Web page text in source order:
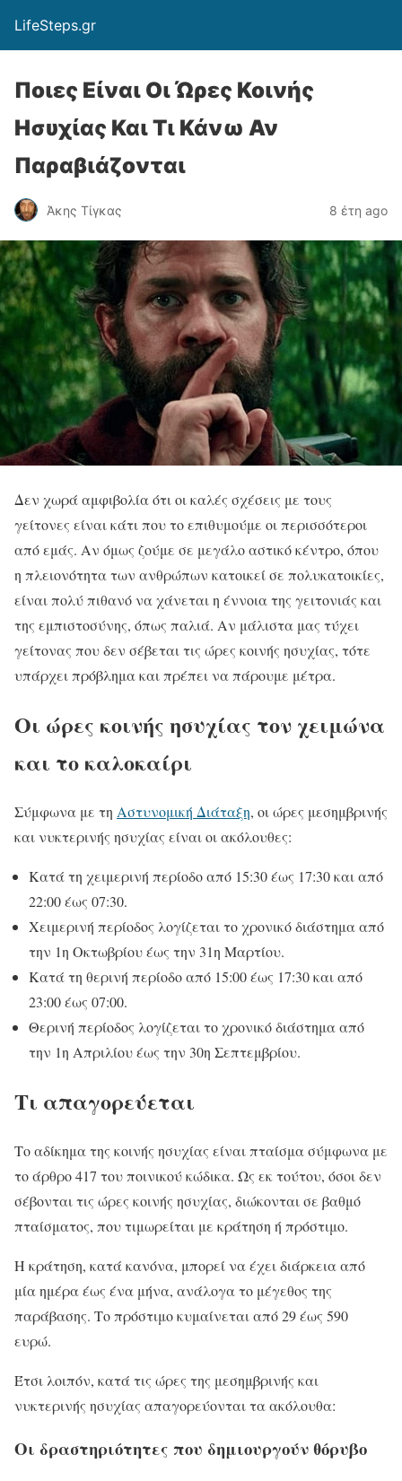
LifeSteps.gr
Ποιες Είναι Οι Ώρες Κοινής
Ησυχίας Και Τι Κάνω Αν
Παραβιάζονται
Άκης Τίγκας 8 έτη ago
Δεν χωρά αμφιβολία ότι οι καλές σχέσεις με τους
γείτονες είναι κάτι που το επιθυμούμε οι περισσότεροι
από εμάς. Aν όμως ζούμε σε μεγάλο αστικό κέντρο, όπου
η πλειονότητα των ανθρώπων κατοικεί σε πολυκατοικίες,
είναι πολύ πιθανό να χάνεται η έννοια της γειτονιάς και
της εμπιστοσύνης, όπως παλιά. Αν μάλιστα μας τύχει
γείτονας που δεν σέβεται τις ώρες κοινής ησυχίας, τότε
υπάρχει πρόβλημα και πρέπει να πάρουμε μέτρα.
Οι ώρες κοινής ησυχίας τον χειμώνα
και το καλοκαίρι
Σύμφωνα με τη Αστυνομική Διάταξη, οι ώρες μεσημβρινής
και νυκτερινής ησυχίας είναι οι ακόλουθες:
Κατά τη χειμερινή περίοδο από 15:30 έως 17:30 και από
22:00 έως 07:30.
Χειμερινή περίοδος λογίζεται το χρονικό διάστημα από
την 1η Οκτωβρίου έως την 31η Μαρτίου.
Κατά τη θερινή περίοδο από 15:00 έως 17:30 και από
23:00 έως 07:00.
Θερινή περίοδος λογίζεται το χρονικό διάστημα από
την 1η Απριλίου έως την 30η Σεπτεμβρίου.
Τι απαγορεύεται
Το αδίκημα της κοινής ησυχίας είναι πταίσμα σύμφωνα με
το άρθρο 417 του ποινικού κώδικα. Ως εκ τούτου, όσοι δεν
σέβονται τις ώρες κοινής ησυχίας, διώκονται σε βαθμό
πταίσματος, που τιμωρείται με κράτηση ή πρόστιμο.
Η κράτηση, κατά κανόνα, μπορεί να έχει διάρκεια από
μία ημέρα έως ένα μήνα, ανάλογα το μέγεθος της
παράβασης. Το πρόστιμο κυμαίνεται από 29 έως 590
ευρώ.
Έτσι λοιπόν, κατά τις ώρες της μεσημβρινής και
νυκτερινής ησυχίας απαγορεύονται τα ακόλουθα:
Οι δραστηριότητες που δημιουργούν θόρυβο